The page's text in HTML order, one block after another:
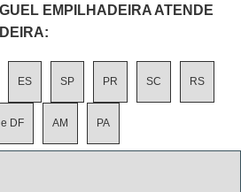
EMPILHADEIRA ATENDE
ES SP PR SC RS
DF AM PA